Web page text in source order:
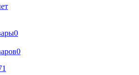
0
0